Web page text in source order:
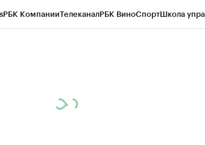
РБК КомпанииТелеканалРБК ВиноСпортШкола